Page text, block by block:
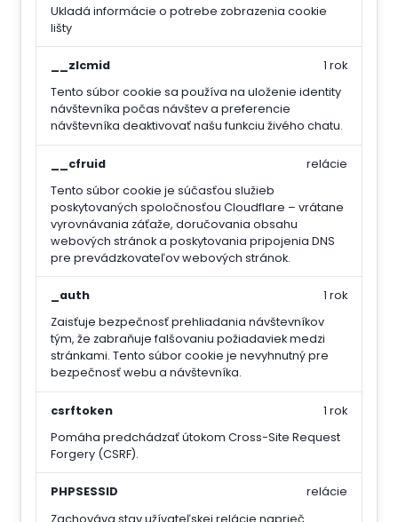
Ukladá informácie o potrebe zobrazenia cookie
lišty
__zlcmid
Tento súbor cookie sa používa na uloženie identity
návštevníka počas návštev a preferencie
návštevníka deaktivovať našu funkciu živého chatu.
1 rok
__cfruid
Tento súbor cookie je súčasťou služieb
poskytovaných spoločnosťou Cloudflare – vrátane
vyrovnávania záťaže, doručovania obsahu
webových stránok a poskytovania pripojenia DNS
pre prevádzkovateľov webových stránok.
relácie
_auth
Zaisťuje bezpečnosť prehliadania návštevníkov
tým, že zabraňuje falšovaniu požiadaviek medzi
stránkami. Tento súbor cookie je nevyhnutný pre
bezpečnosť webu a návštevníka.
1 rok
csrftoken
Pomáha predchádzať útokom Cross-Site Request
Forgery (CSRF).
1 rok
PHPSESSID
Zachováva stav užívateľskej relácie naprieč
relácie